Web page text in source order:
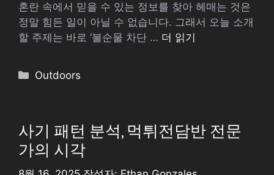
혼란 속에서 믿을 수 있는 정보를 찾아 헤매는 것은
정말 힘든 일이 아닐 수 없습니다. 그래서 오늘 소개
할 주제는 바로 ‘불순물 차단 … 더 읽기
카
Outdoors
사기 패턴 분석, 먹튀전담반 전문
가의 시각